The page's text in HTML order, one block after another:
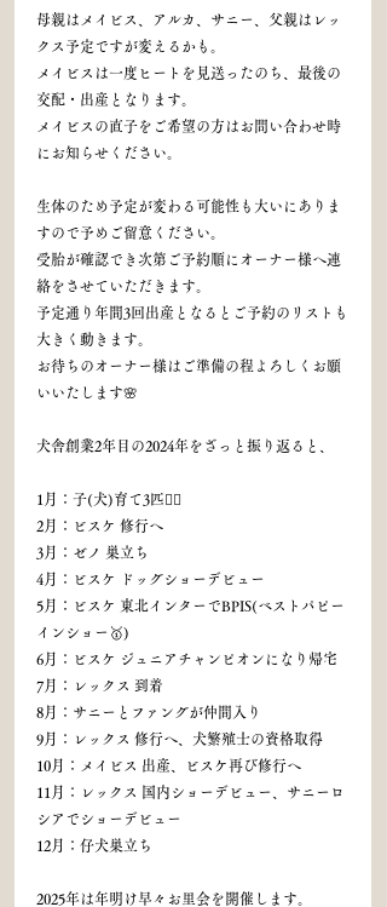
母親はメイビス、アルカ、サニー、父親はレッ
クス予定ですが変えるかも。
メイビスは一度ヒートを見送ったのち、最後の
交配・出産となります。
メイビスの直子をご希望の方はお問い合わせ時
にお知らせください。
生体のため予定が変わる可能性も大いにありま
すので予めご留意ください。
受胎が確認でき次第ご予約順にオーナー様へ連
絡をさせていただきます。
予定通り年間3回出産となるとご予約のリストも
大きく動きます。
お待ちのオーナー様はご準備の程よろしくお願
いいたします🌸
犬舎創業2年目の2024年をざっと振り返ると、
1月：子(犬)育て3匹🏃‍♂️
2月：ビスケ 修行へ
3月：ゼノ 巣立ち
4月：ビスケ ドッグショーデビュー
5月：ビスケ 東北インターでBPIS(ベストパピー
インショー🥇)
6月：ビスケ ジュニアチャンピオンになり帰宅
7月：レックス 到着
8月：サニーとファングが仲間入り
9月：レックス 修行へ、犬繁殖士の資格取得
10月：メイビス 出産、ビスケ再び修行へ
11月：レックス 国内ショーデビュー、サニーロ
シアでショーデビュー
12月：仔犬巣立ち
2025年は年明け早々お里会を開催します。